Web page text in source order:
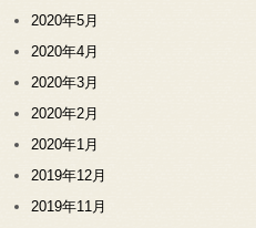
2020年5月
2020年4月
2020年3月
2020年2月
2020年1月
2019年12月
2019年11月